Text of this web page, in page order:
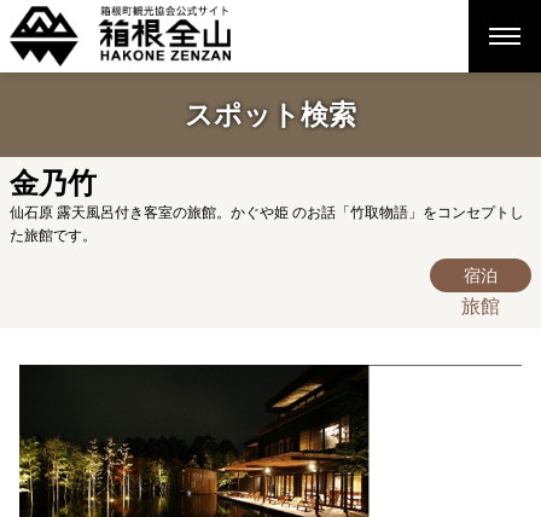
スポット検索
金乃竹
仙石原 露天風呂付き客室の旅館。かぐや姫 のお話「竹取物語」をコンセプトし
た旅館です。
宿泊
旅館